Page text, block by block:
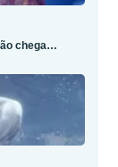
chega…